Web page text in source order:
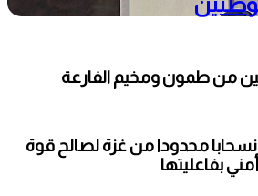
من طمون ومخيم الفارعة
محدودا من غزة لصالح قوة
بفاعليتها